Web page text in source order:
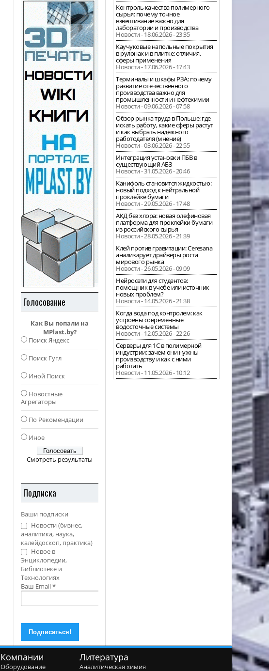
Голосование
Как Вы попали на
MPlast.by?
Поиск Яндекс
Поиск Гугл
Иной Поиск
Новостные
Агрегаторы
По Рекомендации
Иное
Смотреть результаты
Подписка
Ваши подписки
Новости (бизнес,
аналитика, наука,
калейдоскоп, практика)
Новое в
Энциклопедии,
Библиотеке и
Технологиях
Ваш Email*
Контроль качества полимерного
сырья: почему точное
взвешивание важно для
лаборатории и производства
Новости - 18.06.2026 - 23:35
Каучуковые напольные покрытия
в рулонах и в плитке: отличия,
сферы применения
Новости - 17.06.2026 - 17:43
Терминалы и шкафы РЗА: почему
развитие отечественного
производства важно для
промышленности и нефтехимии
Новости - 09.06.2026 - 07:58
Обзор рынка труда в Польше: где
искать работу, какие сферы растут
и как выбрать надёжного
работодателя (мнение)
Новости - 03.06.2026 - 22:55
Интеграция установки ПБВ в
существующий АБЗ
Новости - 31.05.2026 - 20:46
Канифоль становится жидкостью:
новый подход к нейтральной
проклейке бумаги
Новости - 29.05.2026 - 17:48
АКД без хлора: новая олефиновая
платформа для проклейки бумаги
из российского сырья
Новости - 28.05.2026 - 21:39
Клей против гравитации: Ceresana
анализирует драйверы роста
мирового рынка
Новости - 26.05.2026 - 09:09
Нейросети для студентов:
помощник в учебе или источник
новых проблем?
Новости - 14.05.2026 - 21:38
Когда вода под контролем: как
устроены современные
водосточные системы
Новости - 12.05.2026 - 22:26
Серверы для 1С в полимерной
индустрии: зачем они нужны
производству и как с ними
работать
Новости - 11.05.2026 - 10:12
Компании
Оборудование
Литература
Аналитическая химия